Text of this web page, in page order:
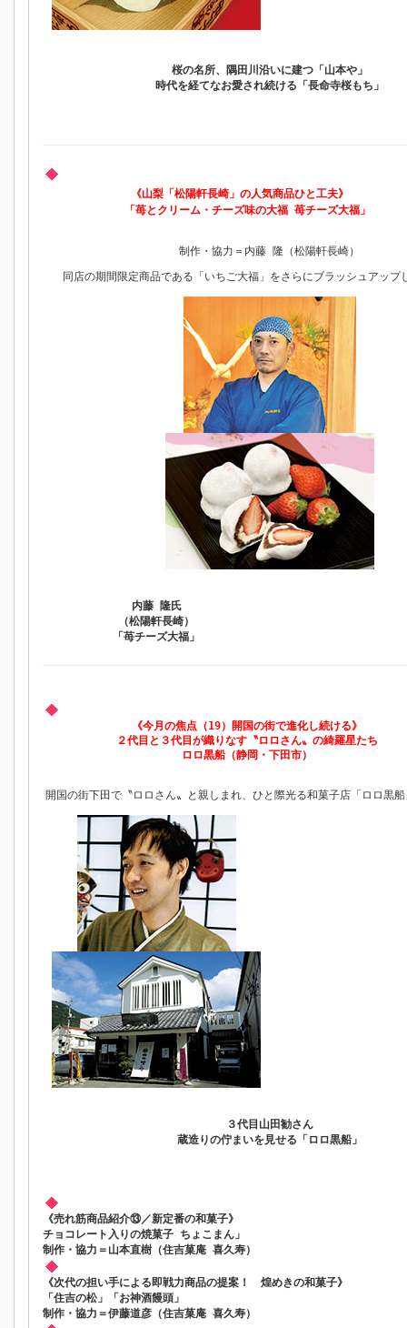
桜の名所、隅田川沿いに建つ「山本や」
時代を経てなお愛され続ける「長命寺桜もち」
《山梨「松陽軒長崎」の人気商品ひと工夫》
「苺とクリーム・チーズ味の大福 苺チーズ大福」
制作・協力＝内藤 隆（松陽軒長崎）
同店の期間限定商品である「いちご大福」をさらにブラッシュアップ
内藤 隆氏
（松陽軒長崎）
「苺チーズ大福」
《今月の焦点（19）開国の街で進化し続ける》
２代目と３代目が織りなす〝ロロさん〟の綺羅星たち
ロロ黒船（静岡・下田市）
開国の街下田で〝ロロさん〟と親しまれ、ひと際光る和菓子店「ロロ黒
３代目山田勧さん
蔵造りの佇まいを見せる「ロロ黒船」
《売れ筋商品紹介⑬／新定番の和菓子》
チョコレート入りの焼菓子 ちょこまん」
制作・協力＝山本直樹（住吉菓庵 喜久寿）
《次代の担い手による即戦力商品の提案！ 煌めきの和菓子》
「住吉の松」「お神酒饅頭」
制作・協力＝伊藤道彦（住吉菓庵 喜久寿）